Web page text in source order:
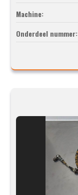
Machine:
Onderdeel nummer: